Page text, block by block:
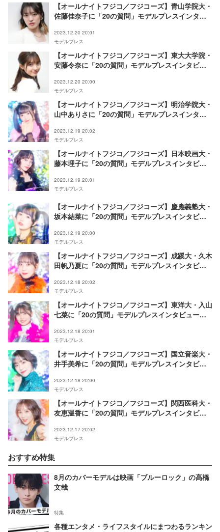
【オールナイトフジコ／フジコーズ】青山学院大・
佐藤佳奈子に「20の質問」モデルプレスインタビ
2023.12.20 20:01
モデルプレス
【オールナイトフジコ／フジコーズ】東大大学院・
安藤令奈に「20の質問」モデルプレスインタビュ
2023.12.20 20:00
モデルプレス
【オールナイトフジコ／フジコーズ】明治学院大・
山中ありさに「20の質問」モデルプレスインタビ
2023.12.19 20:02
モデルプレス
【オールナイトフジコ／フジコーズ】日本映画大・
藤本理子に「20の質問」モデルプレスインタビュ
2023.12.19 20:01
モデルプレス
【オールナイトフジコ／フジコーズ】慶應義塾大・
坂本結菜に「20の質問」モデルプレスインタビュ
2023.12.19 20:00
モデルプレス
【オールナイトフジコ／フジコーズ】成蹊大・久木
田帆乃夏に「20の質問」モデルプレスインタビュ
2023.12.18 20:02
モデルプレス
【オールナイトフジコ／フジコーズ】東洋大・入山
七菜に「20の質問」モデルプレスインタビュー連
2023.12.18 20:01
モデルプレス
【オールナイトフジコ／フジコーズ】国立音楽大・
井手美希に「20の質問」モデルプレスインタビュ
2023.12.18 20:00
モデルプレス
【オールナイトフジコ／フジコーズ】関西医科大・
友恵温香に「20の質問」モデルプレスインタビュ
2023.12.17 20:02
モデルプレス
おすすめ特集
8月のカバーモデルは映画「ブルーロック」の高橋
文哉
特集
各種エンタメ・ライフスタイルにまつわるランキン